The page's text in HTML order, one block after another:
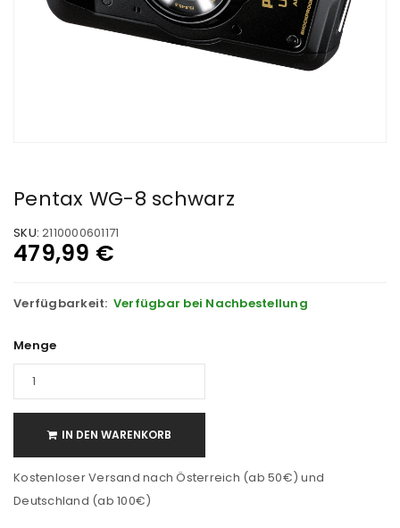
Pentax WG-8 schwarz
SKU: 2110000601171
479,99 €
Verfügbarkeit: Verfügbar bei Nachbestellung
Menge
IN DEN WARENKORB
Kostenloser Versand nach Österreich (ab 50€) und
Deutschland (ab 100€)